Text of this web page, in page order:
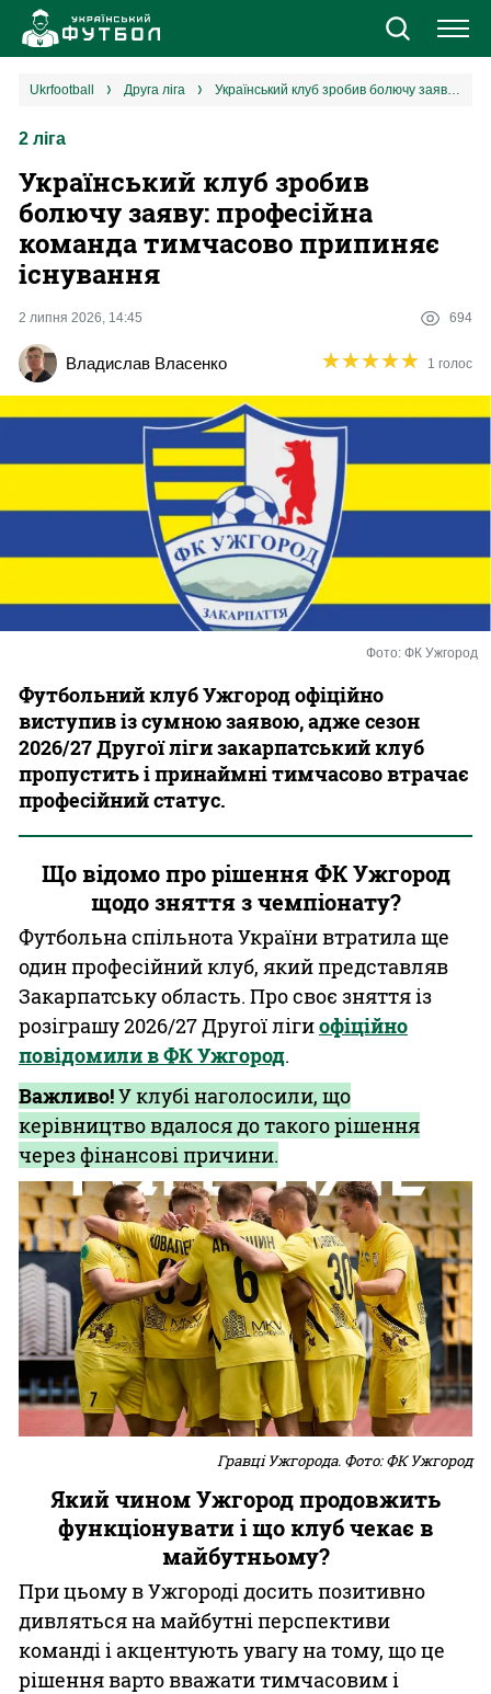
Новини
Єврокубки
УПЛ
2 ліга
Різне
Букмекери
Казино
ukrfootball друга ліга Український клуб зробив болючу заяву: професійна команда тимчасово припиняє існування
2 ліга
Український клуб зробив
болючу заяву: професійна
команда тимчасово припиняє
існування
2 липня 2026, 14:45 694
Владислав Власенко ★★★★★
★★★★★ 1 голос
Фото: ФК Ужгород
Футбольний клуб Ужгород офіційно
виступив із сумною заявою, адже сезон
2026/27 Другої ліги закарпатський клуб
пропустить і принаймні тимчасово втрачає
професійний статус.
Що відомо про рішення ФК Ужгород
щодо зняття з чемпіонату?
Футбольна спільнота України втратила ще
один професійний клуб, який представляв
Закарпатську область. Про своє зняття із
розіграшу 2026/27 Другої лігиофіційно
повідомили в ФК Ужгород.
Важливо!У клубі наголосили, що
керівництво вдалося до такого рішення
через фінансові причини.
Гравці Ужгорода. Фото: ФК Ужгород
Який чином Ужгород продовжить
функціонувати і що клуб чекає в
майбутньому?
При цьому в Ужгороді досить позитивно
дивляться на майбутні перспективи
команді і акцентують увагу на тому, що це
рішення варто вважати тимчасовим і